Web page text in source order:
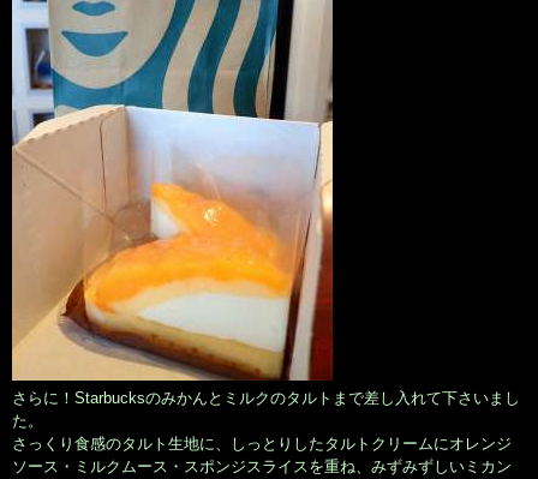
さらに！Starbucksのみかんとミルクのタルトまで差し入れて下さいまし
た。
さっくり食感のタルト生地に、しっとりしたタルトクリームにオレンジ
ソース・ミルクムース・スポンジスライスを重ね、みずみずしいミカン